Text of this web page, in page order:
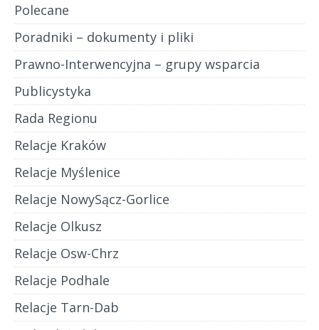
Polecane
Poradniki – dokumenty i pliki
Prawno-Interwencyjna – grupy wsparcia
Publicystyka
Rada Regionu
Relacje Kraków
Relacje Myślenice
Relacje NowySącz-Gorlice
Relacje Olkusz
Relacje Osw-Chrz
Relacje Podhale
Relacje Tarn-Dab